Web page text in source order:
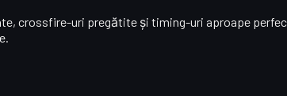
crossfire-uri pregătite și timing-uri aproape